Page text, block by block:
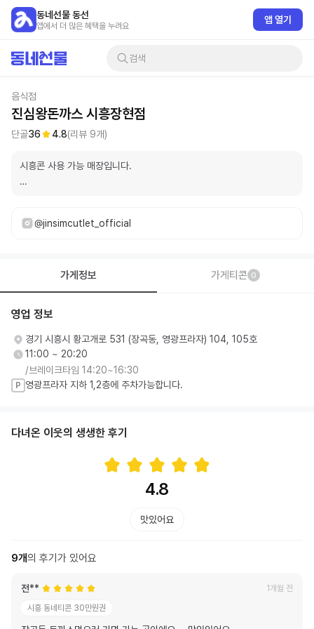
동네선물 동선
앱에서 더 많은 혜택을 누려요
앱 열기
검색
음식점
진심왕돈까스 시흥장현점
단골36 4.8(리뷰 9개)
시흥콘 사용 가능 매장입니다.
@jinsimcutlet_official
가게정보 가게티콘 0
영업 정보
경기 시흥시 황고개로 531 (장곡동, 영광프라자) 104, 105호
11:00 ~ 20:20
/브레이크타임 14:20~16:30
P 영광프라자 지하 1,2층에 주차가능합니다.
다녀온 이웃의 생생한 후기
4.8
맛있어요
9개의 후기가 있어요
전**
1개월 전
시흥 동네티콘 30만원권